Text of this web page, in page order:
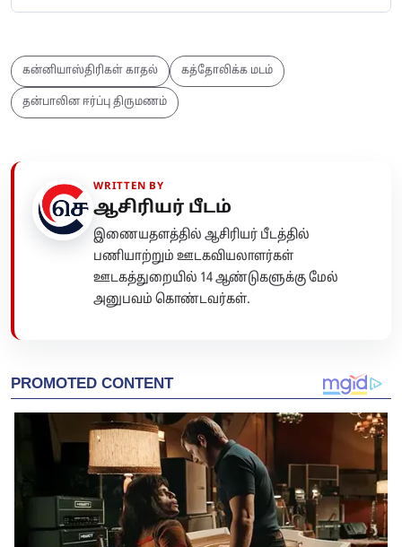
கன்னியாஸ்திரிகள் காதல் கத்தோலிக்க மடம்
தன்பாலின ஈர்ப்பு திருமணம்
WRITTEN BY
ஆசிரியர் பீடம்
இணையதளத்தில் ஆசிரியர் பீடத்தில்
பணியாற்றும் ஊடகவியலாளர்கள்
ஊடகத்துறையில் 14 ஆண்டுகளுக்கு மேல்
அனுபவம் கொண்டவர்கள்.